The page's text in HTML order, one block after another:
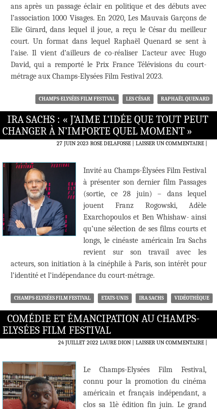
ans après un passage éclair en politique et des débuts avec
l’association 1000 Visages. En 2020, Les Mauvais Garçons de
Elie Girard, dans lequel il joue, a reçu le César du meilleur
court. Un format dans lequel Raphaël Quenard se sent à
l’aise. Il vient d’ailleurs de co-réaliser L’acteur avec Hugo
David, qui a remporté le Prix France Télévisions du court-
métrage aux Champs-Elysées Film Festival 2023.
CHAMPS-ELYSÉES FILM FESTIVAL LES CÉSAR RAPHAËL QUENARD
IRA SACHS : « J’AIME L’IDÉE QUE TOUT PEUT
CHANGER À N’IMPORTE QUEL MOMENT »
27 JUIN 2023 ROSE DELAFOSSE LAISSER UN COMMENTAIRE|
Invité au Champs-Élysées Film Festival
à présenter son dernier film Passages
(sortie, ce 28 juin) – dans lequel
jouent Franz Rogowski, Adèle
Exarchopoulos et Ben Whishaw- ainsi
qu’une sélection de ses films courts et
longs, le cinéaste américain Ira Sachs
revient sur son travail avec les
acteurs, son initiation à la cinéphile à Paris, son intérêt pour
l’identité et l’indépendance du court-métrage.
CHAMPS-ELYSÉES FILM FESTIVAL ETATS-UNIS IRA SACHS VIDÉOTHÈQUE
COMÉDIE ET ÉMANCIPATION AU CHAMPS-
ELYSÉES FILM FESTIVAL
24 JUILLET 2022 LAURE DION LAISSER UN COMMENTAIRE|
Le Champs-Elysées Film Festival,
connu pour la promotion du cinéma
américain et français indépendant, a
clos sa 11è édition fin juin. Le grand